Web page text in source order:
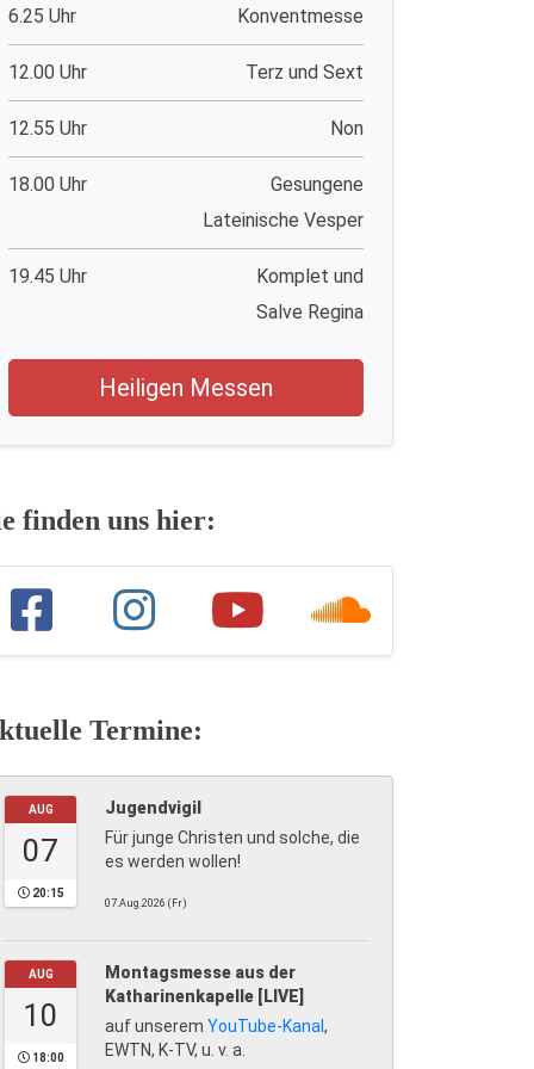
6.25 Uhr Konventmesse
12.00 Uhr Terz und Sext
12.55 Uhr Non
18.00 Uhr
Gesungene
Lateinische Vesper
19.45 Uhr
Komplet und
Salve Regina
Heiligen Messen
finden uns hier:
Termine:
AUG
07
20:15
Jugendvigil
Für junge Christen und solche, die
es werden wollen!
07.Aug.2026 (Fr)
AUG
10
18:00
Montagsmesse aus der
Katharinenkapelle [LIVE]
auf unserem YouTube-Kanal ,
EWTN, K-TV, u. v. a.